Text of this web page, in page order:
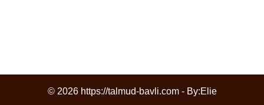
© 2026 https://talmud-bavli.com - By:Elie